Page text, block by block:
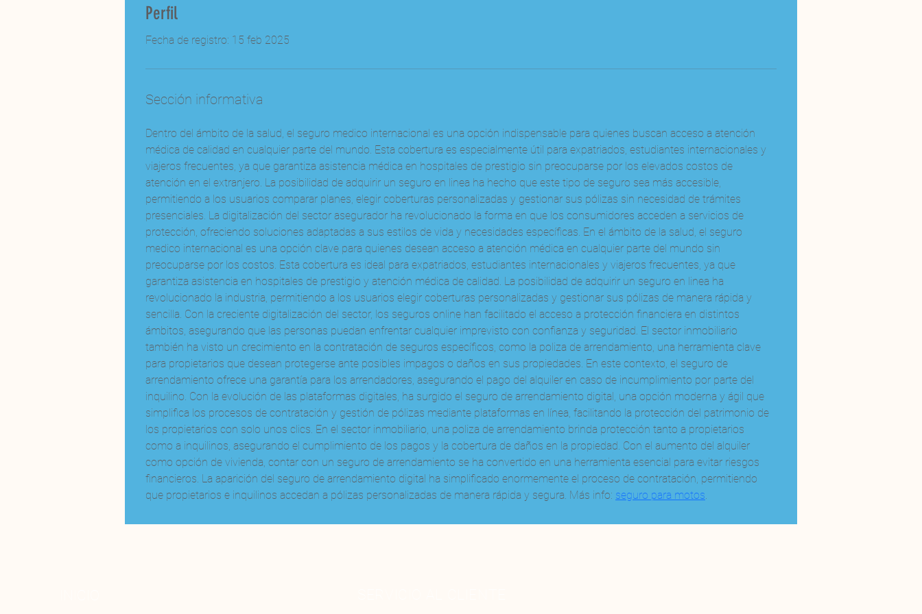
Perfil
Fecha de registro: 15 feb 2025
Sección informativa
Dentro del ámbito de la salud, el seguro medico internacional es una opción indispensable para quienes buscan acceso a atención
médica de calidad en cualquier parte del mundo. Esta cobertura es especialmente útil para expatriados, estudiantes internacionales y
viajeros frecuentes, ya que garantiza asistencia médica en hospitales de prestigio sin preocuparse por los elevados costos de
atención en el extranjero. La posibilidad de adquirir un seguro en linea ha hecho que este tipo de seguro sea más accesible,
permitiendo a los usuarios comparar planes, elegir coberturas personalizadas y gestionar sus pólizas sin necesidad de trámites
presenciales. La digitalización del sector asegurador ha revolucionado la forma en que los consumidores acceden a servicios de
protección, ofreciendo soluciones adaptadas a sus estilos de vida y necesidades específicas. En el ámbito de la salud, el seguro
medico internacional es una opción clave para quienes desean acceso a atención médica en cualquier parte del mundo sin
preocuparse por los costos. Esta cobertura es ideal para expatriados, estudiantes internacionales y viajeros frecuentes, ya que
garantiza asistencia en hospitales de prestigio y atención médica de calidad. La posibilidad de adquirir un seguro en linea ha
revolucionado la industria, permitiendo a los usuarios elegir coberturas personalizadas y gestionar sus pólizas de manera rápida y
sencilla. Con la creciente digitalización del sector, los seguros online han facilitado el acceso a protección financiera en distintos
ámbitos, asegurando que las personas puedan enfrentar cualquier imprevisto con confianza y seguridad. El sector inmobiliario
también ha visto un crecimiento en la contratación de seguros específicos, como la poliza de arrendamiento, una herramienta clave
para propietarios que desean protegerse ante posibles impagos o daños en sus propiedades. En este contexto, el seguro de
arrendamiento ofrece una garantía para los arrendadores, asegurando el pago del alquiler en caso de incumplimiento por parte del
inquilino. Con la evolución de las plataformas digitales, ha surgido el seguro de arrendamiento digital, una opción moderna y ágil que
simplifica los procesos de contratación y gestión de pólizas mediante plataformas en línea, facilitando la protección del patrimonio de
los propietarios con solo unos clics. En el sector inmobiliario, una poliza de arrendamiento brinda protección tanto a propietarios
como a inquilinos, asegurando el cumplimiento de los pagos y la cobertura de daños en la propiedad. Con el aumento del alquiler
como opción de vivienda, contar con un seguro de arrendamiento se ha convertido en una herramienta esencial para evitar riesgos
financieros. La aparición del seguro de arrendamiento digital ha simplificado enormemente el proceso de contratación, permitiendo
que propietarios e inquilinos accedan a pólizas personalizadas de manera rápida y segura. Más info: seguro para motos.